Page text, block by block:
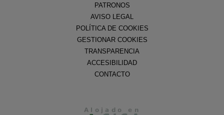
PATRONOS
AVISO LEGAL
POLÍTICA DE COOKIES
GESTIONAR COOKIES
TRANSPARENCIA
ACCESIBILIDAD
CONTACTO